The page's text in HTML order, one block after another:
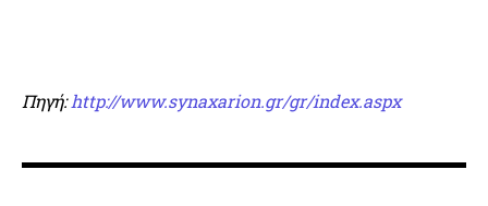
Πηγή:http://www.synaxarion.gr/gr/index.aspx